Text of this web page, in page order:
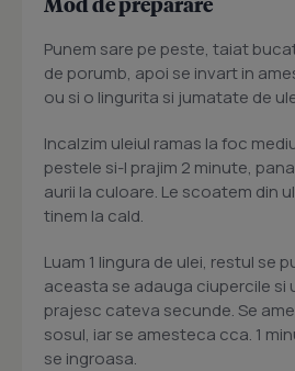
Punem sare pe peste, taiat
de porumb, apoi se invart in
ou si o lingurita si jumatate de
Incalzim uleiul ramas la foc
pestele si-l prajim 2 minute,
aurii la culoare. Le scoatem din
tinem la cald.
Luam 1 lingura de ulei, restul se
aceasta se adauga ciupercile si
prajesc cateva secunde. Se
sosul, iar se amesteca cca. 1
se ingroasa.